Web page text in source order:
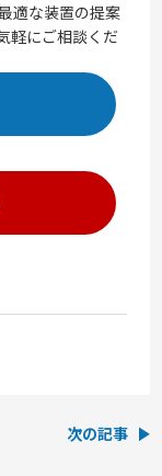
適な装置の提案
軽にご相談くだ
次の記事